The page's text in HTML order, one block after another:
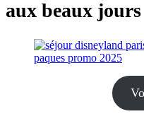
aux beaux